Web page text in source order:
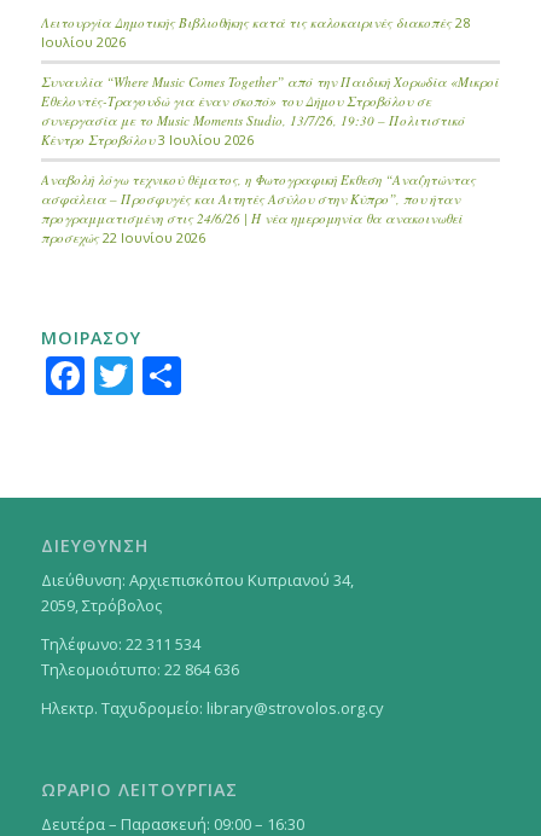
Λειτουργία Δημοτικής Βιβλιοθήκης κατά τις καλοκαιρινές διακοπές 28
Ιουλίου 2026
Συναυλία “Where Music Comes Together” από την Παιδική Χορωδία «Μικροί
Εθελοντές-Τραγουδώ για έναν σκοπό» του Δήμου Στροβόλου σε
συνεργασία με το Music Moments Studio, 13/7/26, 19:30 – Πολιτιστικό
Κέντρο Στροβόλου 3 Ιουλίου 2026
Αναβολή λόγω τεχνικού θέματος, η Φωτογραφική Έκθεση “Αναζητώντας
ασφάλεια – Προσφυγές και Αιτητές Ασύλου στην Κύπρο”, που ήταν
προγραμματισμένη στις 24/6/26 | Η νέα ημερομηνία θα ανακοινωθεί
προσεχώς 22 Ιουνίου 2026
ΜΟΙΡΑΣΟΥ
Facebook
Twitter
Μοιραστείτε
ΔΙΕΥΘΥΝΣΗ
Διεύθυνση: Αρχιεπισκόπου Κυπριανού 34,
2059, Στρόβολος
Τηλέφωνο: 22 311 534
Τηλεομοιότυπο: 22 864 636
Ηλεκτρ. Ταχυδρομείο: library@strovolos.org.cy
ΩΡΑΡΙΟ ΛΕΙΤΟΥΡΓΙΑΣ
Δευτέρα – Παρασκευή: 09:00 – 16:30